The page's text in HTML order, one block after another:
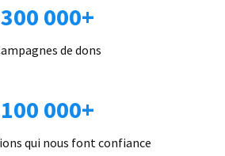
300 000+
de dons
100 000+
qui nous font confiance